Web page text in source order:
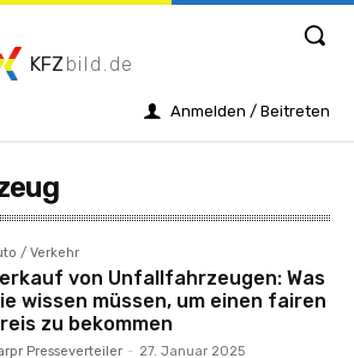
KFZ bild.de
Anmelden / Beitreten
/ Verkehr
von Unfallfahrzeugen: Was
wissen müssen, um einen fairen
zu bekommen
Presseverteiler - 27. Januar 2025